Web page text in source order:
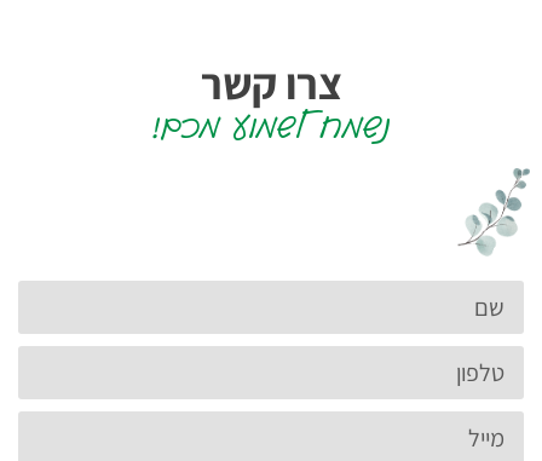
צרו קשר
נשמח לשמוע מכם!